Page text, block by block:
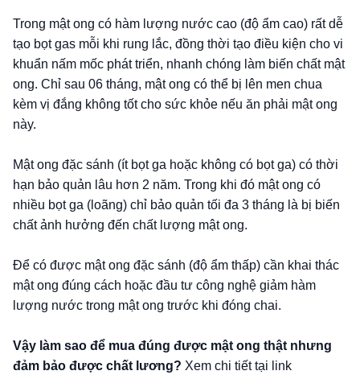
Trong mật ong có hàm lượng nước cao (độ ẩm cao) rất dễ
tạo bọt gas mỗi khi rung lắc, đồng thời tạo điều kiện cho vi
khuẩn nấm mốc phát triển, nhanh chóng làm biến chất mật
ong. Chỉ sau 06 tháng, mật ong có thể bị lên men chua
kèm vị đắng không tốt cho sức khỏe nếu ăn phải mật ong
này.
Mật ong đặc sánh (ít bọt ga hoặc không có bọt ga) có thời
hạn bảo quản lâu hơn 2 năm. Trong khi đó mật ong có
nhiều bọt ga (loãng) chỉ bảo quản tối đa 3 tháng là bị biến
chất ảnh hưởng đến chất lượng mật ong.
Để có được mật ong đặc sánh (độ ẩm thấp) cần khai thác
mật ong đúng cách hoặc đầu tư công nghệ giảm hàm
lượng nước trong mật ong trước khi đóng chai.
Vậy làm sao để mua đúng được mật ong thật nhưng
đảm bảo được chất lương? Xem chi tiết tại link